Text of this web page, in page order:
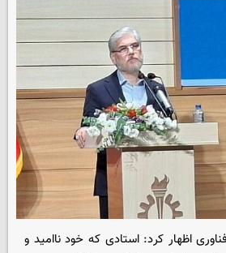
اظهار کرد: استادی که خود ناامید و